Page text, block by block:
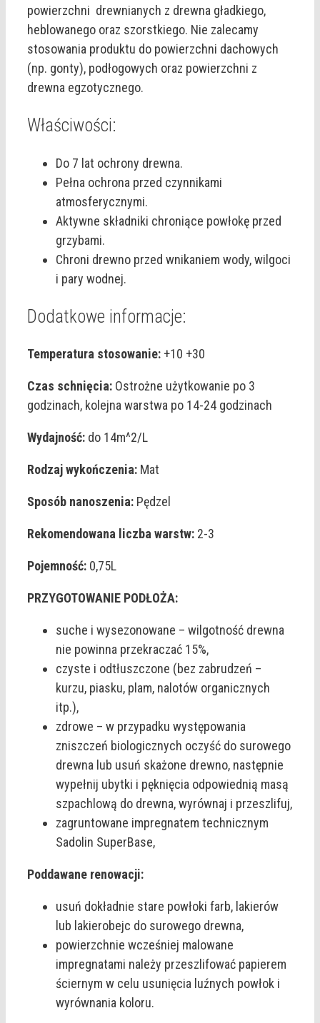
powierzchni drewnianych z drewna gładkiego,
heblowanego oraz szorstkiego. Nie zalecamy
stosowania produktu do powierzchni dachowych
(np. gonty), podłogowych oraz powierzchni z
drewna egzotycznego.
Właściwości:
Do 7 lat ochrony drewna.
Pełna ochrona przed czynnikami
atmosferycznymi.
Aktywne składniki chroniące powłokę przed
grzybami.
Chroni drewno przed wnikaniem wody, wilgoci
i pary wodnej.
Dodatkowe informacje:
Temperatura stosowanie: +10 +30
Czas schnięcia: Ostrożne użytkowanie po 3
godzinach, kolejna warstwa po 14-24 godzinach
Wydajność: do 14m^2/L
Rodzaj wykończenia: Mat
Sposób nanoszenia: Pędzel
Rekomendowana liczba warstw: 2-3
Pojemność: 0,75L
PRZYGOTOWANIE PODŁOŻA:
suche i wysezonowane – wilgotność drewna
nie powinna przekraczać 15%,
czyste i odtłuszczone (bez zabrudzeń –
kurzu, piasku, plam, nalotów organicznych
itp.),
zdrowe – w przypadku występowania
zniszczeń biologicznych oczyść do surowego
drewna lub usuń skażone drewno, następnie
wypełnij ubytki i pęknięcia odpowiednią masą
szpachlową do drewna, wyrównaj i przeszlifuj,
zagruntowane impregnatem technicznym
Sadolin SuperBase,
Poddawane renowacji:
usuń dokładnie stare powłoki farb, lakierów
lub lakierobejc do surowego drewna,
powierzchnie wcześniej malowane
impregnatami należy przeszlifować papierem
ściernym w celu usunięcia luźnych powłok i
wyrównania koloru.